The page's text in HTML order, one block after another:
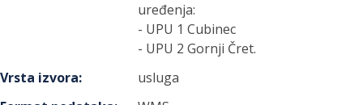
uređenja:
- UPU 1 Cubinec
- UPU 2 Gornji Čret.
Vrsta izvora:
usluga